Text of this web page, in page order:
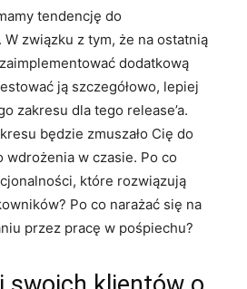
tendencję do
związku z tym, że na ostatnią
dodatkową
ją szczegółowo, lepiej
zakresu dla tego release’a.
będzie zmuszało Cię do
wdrożenia w czasie. Po co
które rozwiązują
Po co narażać się na
przez pracę w pośpiechu?